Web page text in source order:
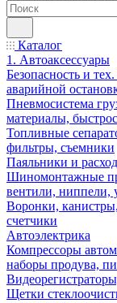
Каталог
1. Автоаксессуары
Безопасность и
аварийной
Пневмосистема
материалы,
Топливные
фильтры, съемники
Паяльники и
Шиномонтажные
вентили, ниппели,
Воронки,
счетчики
Автоэлектрика
Компрессоры
наборы продува,
Щетки